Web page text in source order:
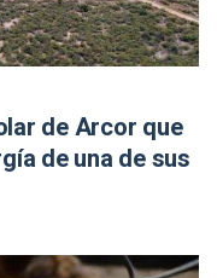
de Arcor que
de una de sus